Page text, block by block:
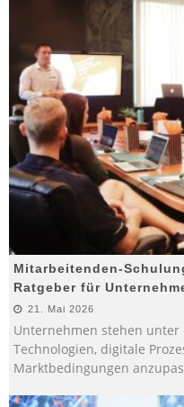
Mitarbeitenden-
Ratgeber für
21. Mai 2026
Unternehmen stehen unter
Technologien, digitale
Marktbedingungen anzupas